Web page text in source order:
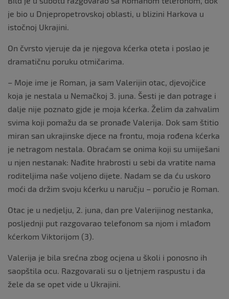
je bio u Dnjepropetrovskoj oblasti, u blizini Harkova u
istočnoj Ukrajini.
On čvrsto vjeruje da je njegova kćerka oteta i poslao je
dramatičnu poruku otmičarima.
– Moje ime je Roman, ja sam Valerijin otac, djevojčice
koja je nestala u Nemačkoj 3. juna. Šesti je dan potrage i
dalje nije poznato gjde je moja kćerka. Želim da zahvalim
svima koji pomažu da se pronađe Valerija. Dok sam štitio
miran san ukrajinske djece na frontu, moja rođena kćerka
je netragom nestala. Obraćam se onima koji su umiješani
u njen nestanak: Nađite hrabrosti u sebi da vratite nama
roditeljima naše voljeno dijete. Nadam se da ću uskoro
moći da držim svoju kćerku u naručju – poručio je Roman.
Otac je u nedjelju, 2. juna, dan pre Valerijinog nestanka,
posljednji put razgovarao telefonom sa njom i mlađom
kćerkom Viktorijom (3).
Valerija je bila srećna zbog ocjena u školi i ponosno ih
saopštila ocu. Razgovarali su o ljetnjem raspustu i da
žele da se opet vide u Ukrajini.